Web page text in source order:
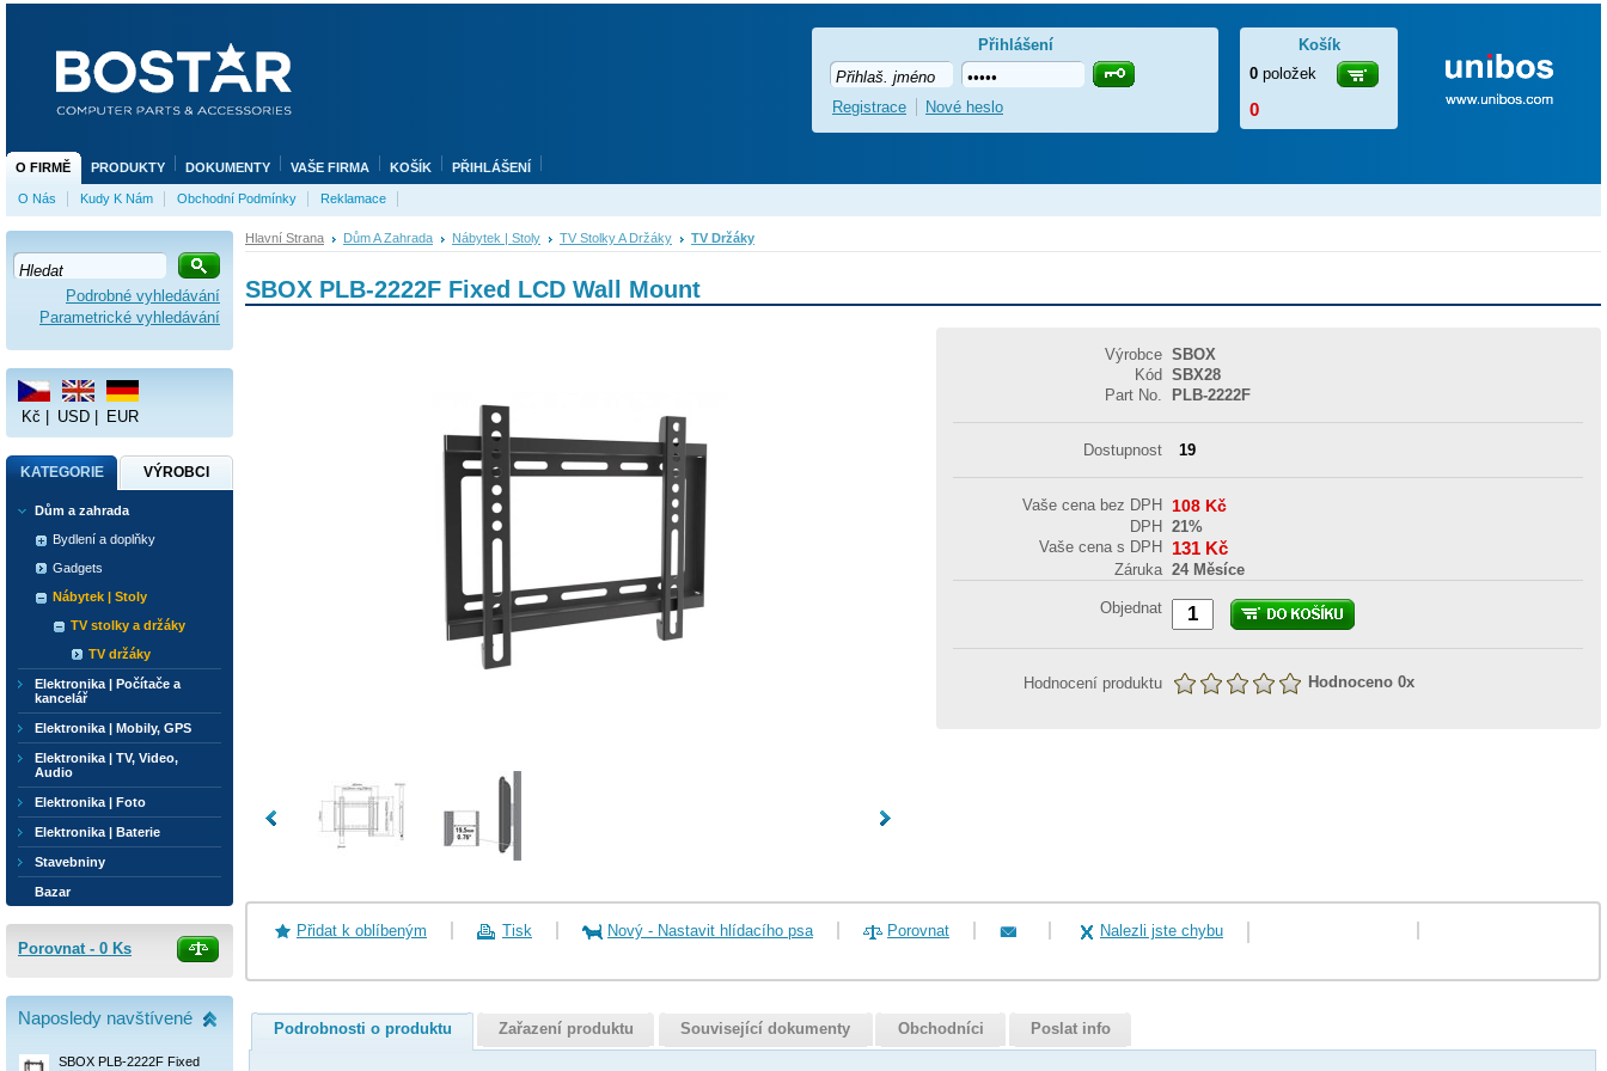
Hlavní Strana Dům A Zahrada Nábytek | Stoly TV Stolky A Držáky TV Držáky
SBOX PLB-2222F Fixed LCD Wall Mount
Výrobce SBOX
Kód
SBX28
Part No.
PLB-2222F
Dostupnost 19
Vaše cena bez DPH 108 Kč
DPH
21%
Vaše cena s DPH
131 Kč
Záruka 24 Měsíce
Objednat
Hodnocení produktu Hodnoceno 0x
Přidat k oblíbeným Tisk Nový - Nastavit hlídacího psa Porovnat Nalezli jste chybu
Podrobnosti o produktu Zařazení produktu Související dokumenty Obchodníci Poslat info
Podrobné vyhledávání
Parametrické vyhledávání
Kč USD EUR
KATEGORIE VÝROBCI
Dům a zahrada
Bydlení a doplňky
Gadgets
Nábytek | Stoly
TV stolky a držáky
TV držáky
Elektronika | Počítače a
kancelář
Elektronika | Mobily, GPS
Elektronika | TV, Video,
Audio
Elektronika | Foto
Elektronika | Baterie
Stavebniny
Bazar
Porovnat - 0 Ks
Naposledy navštívené
SBOX PLB-2222F Fixed
O FIRMĚ PRODUKTY DOKUMENTY VAŠE FIRMA KOŠÍK PŘIHLÁŠENÍ
O Nás Kudy K Nám Obchodní Podmínky Reklamace
Košík
0 položek
0
Přihlášení
Registrace Nové heslo